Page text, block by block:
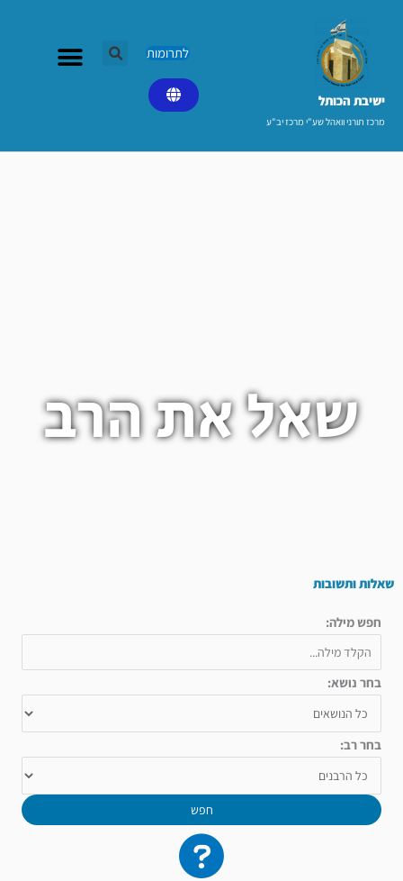
ישיבת הכותל​
מרכז תורני וואהל שע"י מרכז יב"ע
לתרומות
שאל את הרב
שאלות ותשובות
חפש מילה:
בחר נושא:
בחר רב:
חפש